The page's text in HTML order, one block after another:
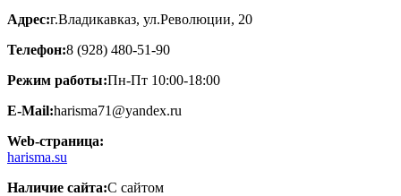
Адрес:г.Владикавказ, ул.Революции, 20
Телефон:8 (928) 480-51-90
Режим работы:Пн-Пт 10:00-18:00
E-Mail:harisma71@yandex.ru
Web-страница:
harisma.su
Наличие сайта:С сайтом